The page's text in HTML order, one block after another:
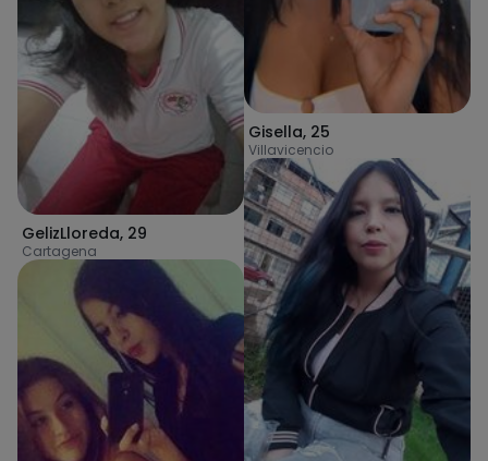
GelizLloreda, 29
Cartagena
Gisella, 25
Villavicencio